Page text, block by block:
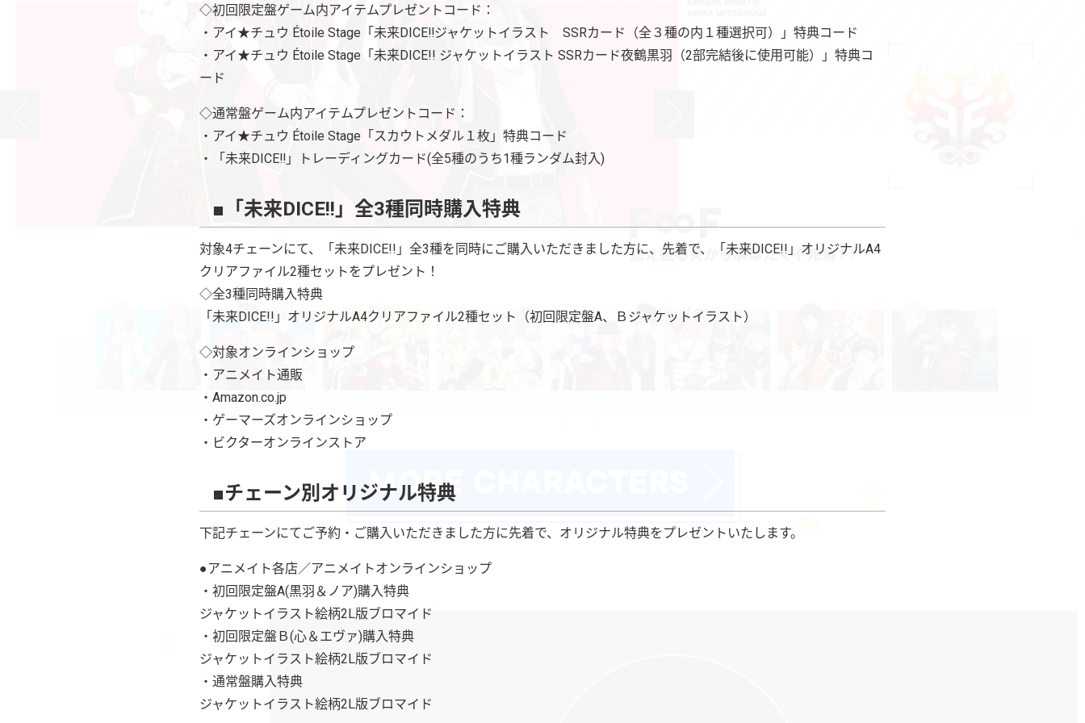
◇初回限定盤ゲーム内アイテムプレゼントコード：
・アイ★チュウ Étoile Stage「未来DICE‼ジャケットイラスト SSRカード（全３種の内１種選択可）」特典コード
・アイ★チュウ Étoile Stage「未来DICE!! ジャケットイラスト SSRカード夜鶴黒羽（2部完結後に使用可能）」特典コ
ード
◇通常盤ゲーム内アイテムプレゼントコード：
・アイ★チュウ Étoile Stage「スカウトメダル１枚」特典コード
・「未来DICE‼」トレーディングカード(全5種のうち1種ランダム封入)
■「未来DICE!!」全3種同時購入特典
対象4チェーンにて、「未来DICE!!」全3種を同時にご購入いただきました方に、先着で、「未来DICE!!」オリジナルA4
クリアファイル2種セットをプレゼント！
◇全3種同時購入特典
「未来DICE!!」オリジナルA4クリアファイル2種セット（初回限定盤A、Ｂジャケットイラスト）
◇対象オンラインショップ
・アニメイト通販
・Amazon.co.jp
・ゲーマーズオンラインショップ
・ビクターオンラインストア
■チェーン別オリジナル特典
下記チェーンにてご予約・ご購入いただきました方に先着で、オリジナル特典をプレゼントいたします。
●アニメイト各店／アニメイトオンラインショップ
・初回限定盤A(黒羽＆ノア)購入特典
ジャケットイラスト絵柄2L版ブロマイド
・初回限定盤Ｂ(心＆エヴァ)購入特典
ジャケットイラスト絵柄2L版ブロマイド
・通常盤購入特典
ジャケットイラスト絵柄2L版ブロマイド